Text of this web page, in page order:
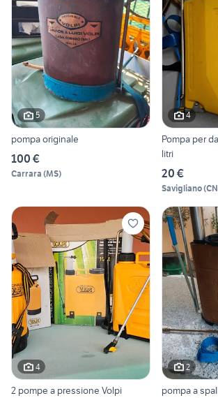
5
pompa originale
100 €
Carrara (MS)
4
Pompa per
litri
20 €
Savigliano(CN
4
2 pompe a pressione Volpi
2
pompa a